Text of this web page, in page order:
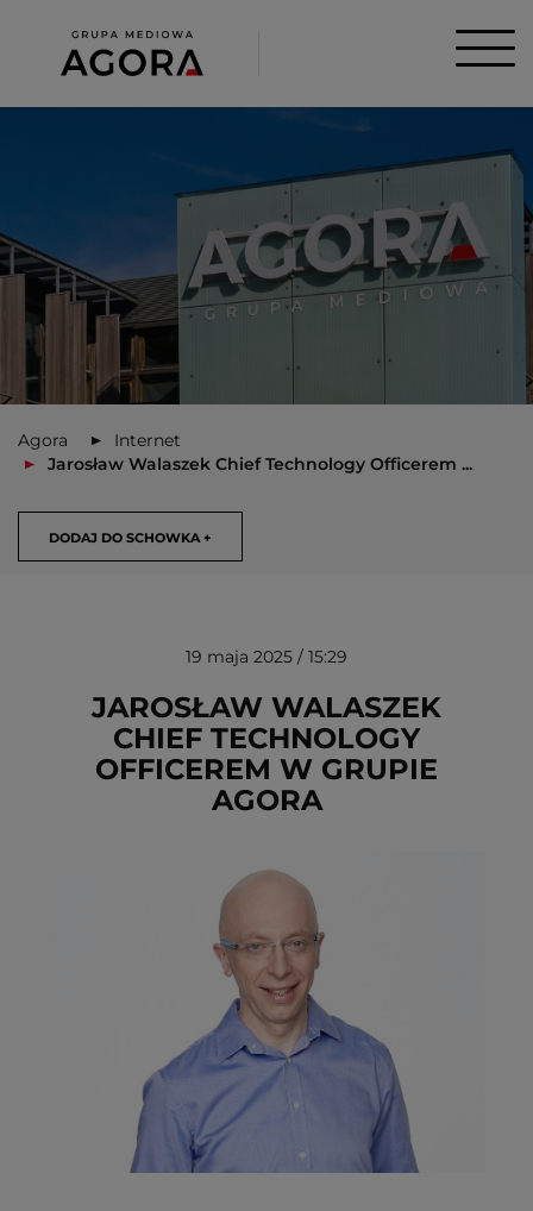
Agora
Internet
Jarosław Walaszek Chief Technology Officerem ...
DODAJ DO SCHOWKA +
USUŃ ZE SCHOWKA
19 maja 2025 / 15:29
JAROSŁAW WALASZEK
CHIEF TECHNOLOGY
OFFICEREM W GRUPIE
AGORA